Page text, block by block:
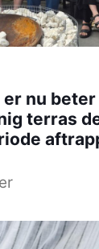
nu beter
terras